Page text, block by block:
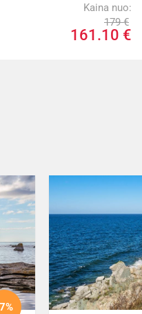
Kaina nuo:
179 €
161.10 €